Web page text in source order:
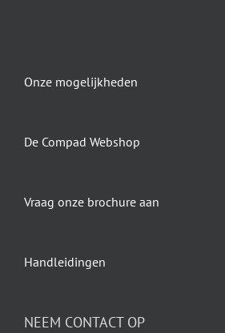
Onze mogelijkheden
De Compad Webshop
Vraag onze brochure aan
Handleidingen
NEEM CONTACT OP